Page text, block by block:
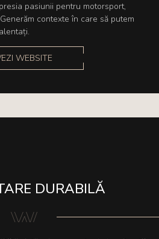
pasiunii pentru motorsport,
contexte în care să putem
WEBSITE
DURABILĂ